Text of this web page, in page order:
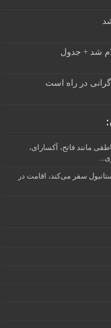
در راه است
مانند فاتح، آکسارای،
سفر می‌کند، اقامت در